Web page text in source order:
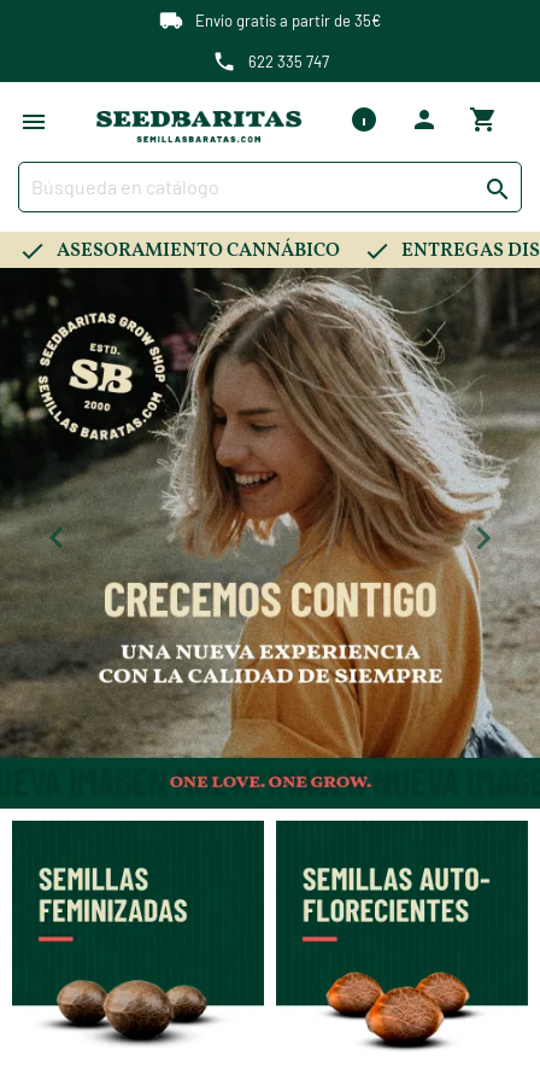
Envío gratis a partir de 35€
622 335 747

ASESORAMIENTO CANNÁBICO ENTREGAS